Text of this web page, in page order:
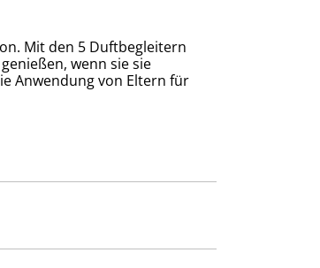
Mit den 5 Duftbegleitern
wenn sie sie
Anwendung von Eltern für